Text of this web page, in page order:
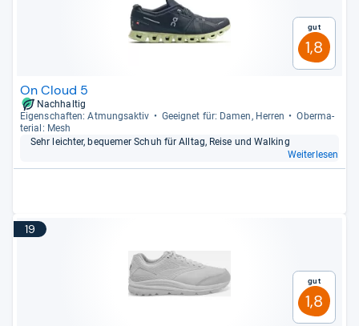
Gut
1,8
On Cloud 5
Nachhaltig
Eigen­schaf­ten: Atmungs­ak­tiv
Geeig­net für: Damen, Her­ren
Ober­ma­
te­rial: Mesh
Sehr leich­ter, beque­mer Schuh für All­tag, Reise und Wal­king
Weiterlesen
19
Gut
1,8